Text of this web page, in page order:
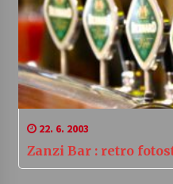
22. 6. 2003
Zanzi Bar : retro